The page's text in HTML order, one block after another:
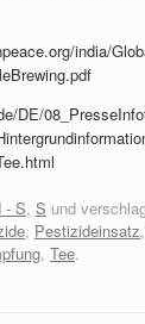
india/
DE/
- S, S und
, Pestizideinsatz,
, Tee.